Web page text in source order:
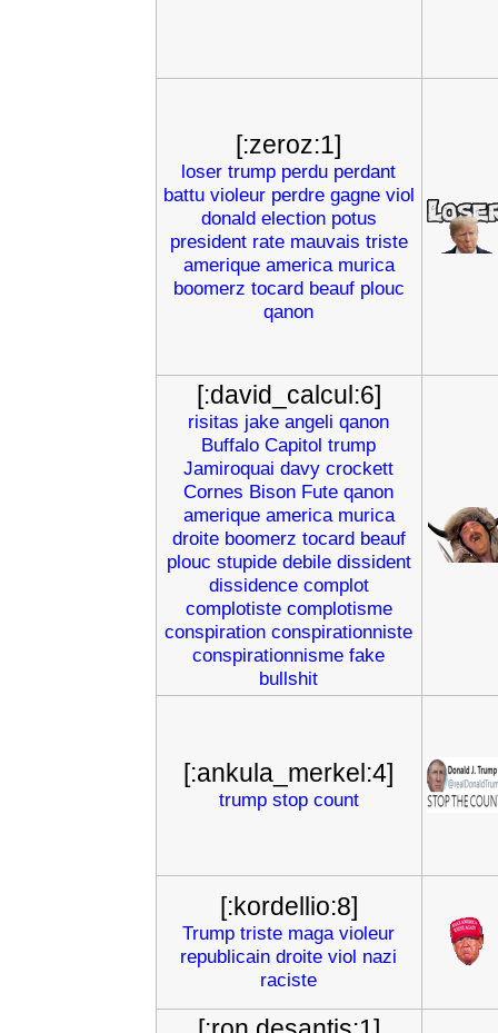
[:zeroz:1]
loser trump perdu perdant
battu violeur perdre gagne viol
donald election potus
president rate mauvais triste
amerique america murica
boomerz tocard beauf plouc
qanon
[:david_calcul:6]
risitas jake angeli qanon
Buffalo Capitol trump
Jamiroquai davy crockett
Cornes Bison Fute qanon
amerique america murica
droite boomerz tocard beauf
plouc stupide debile dissident
dissidence complot
complotiste complotisme
conspiration conspirationniste
conspirationnisme fake
bullshit
[:ankula_merkel:4]
trump stop count
[:kordellio:8]
Trump triste maga violeur
republicain droite viol nazi
raciste